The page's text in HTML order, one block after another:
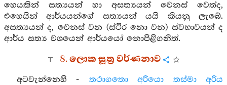
හෙයකින් සත්‍යයන් හා අසත්‍යයන් වෙනස් වෙත්ද,
එහෙයින් ආර්යයන්ගේ සත්‍යයන් යයි කියනු ලැබේ.
අසත්‍යයන් ද, වෙනස් වන (ස්ථිර නො වන) ස්වභාවයන් ද
ආර්ය සත්‍ය වශයෙන් ආර්යයෝ නොපිළිගනිත්.
8. ලොක සූත්‍ර වර්ණනාව
අටවැන්නෙහි - තථාගතො අරියො තස්මා අරිය